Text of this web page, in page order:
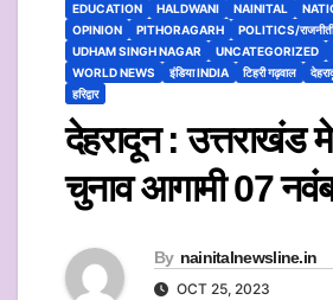
EDUCATION
HALDWANI NAINITAL
OPINION
PITHORAGARH POLITICS/राजनीती
UDHAM SINGH NAGAR
UNCATEGORIZED
WORLD NEWS
इंडिया INDIA टिहरी गढ़वाल
हरिद्वार
देहरादून : उत्तराखंड
चुनाव आगामी 07
By nainitalnewsline.in
OCT 25, 2023